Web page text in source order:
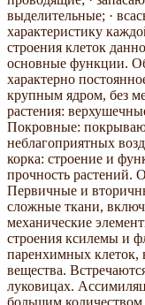
выделительные; ·
характеристику
строения клеток
основные функции.
характерно
крупным ядром, без
растения:
Покровные:
неблагоприятных
корка: строение и
прочность растений.
Первичные и
сложные ткани,
механические
строения ксилемы и
паренхимных клеток,
вещества.
луковицах.
большим